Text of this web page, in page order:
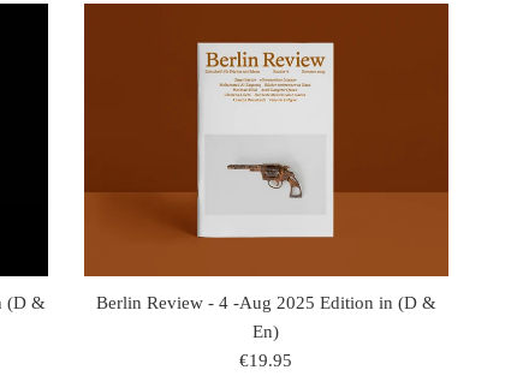
(D &
Berlin Review - 4 -Aug 2025 Edition in (D &
En)
regulaire
€19.95